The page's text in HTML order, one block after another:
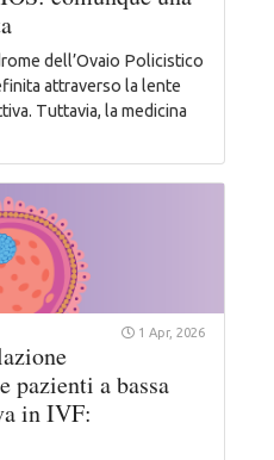
dell’Ovaio Policistico
attraverso la lente
Tuttavia, la medicina
1 Apr, 2026
pazienti a bassa
in IVF: